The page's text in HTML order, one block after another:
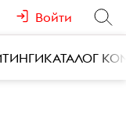
Войти
КАТАЛОГ